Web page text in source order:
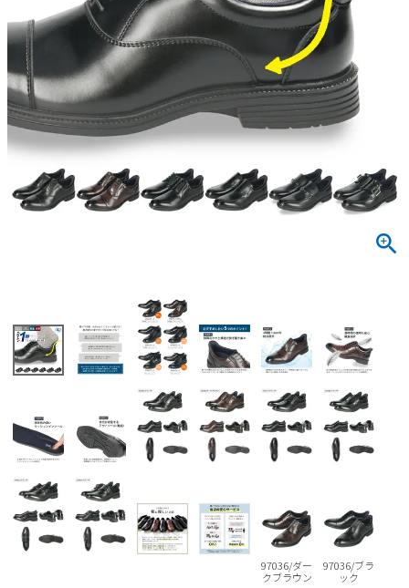
スニーカー
ローファー
カジュアルシューズ
ウェア
SKECHERS
moz
new balance
puma
サンダル
レインシューズ
スニーカー
ビジネス・ドレスシューズ
ローファー
ブーツ
Parade
SKECHERS
GAP
すべての商品
サンダル
レインシューズ
スニーカー
Parade
SKECHERS
new balance
asics
瞬足
NEW
すべての商品
レディース新入荷
メンズ新入荷
SALE
すべての商品
レディースSALE
バッグ
ハンドバッグ
トートバッグ
ショルダーバッグ
財布
雑貨
ケア用品
雑貨
店舗一覧
ご利用ガイド
会員サービス
お問い合わせ
メルマガ購買
97036/ダー
クブラウン
97036/ブラ
ック